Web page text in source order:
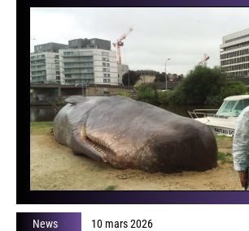
News 10 mars 2026